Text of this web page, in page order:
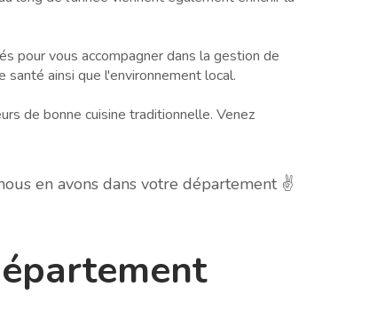
pour vous accompagner dans la gestion de
ainsi que l'environnement local.
de bonne cuisine traditionnelle. Venez
en avons dans votre département ✌️